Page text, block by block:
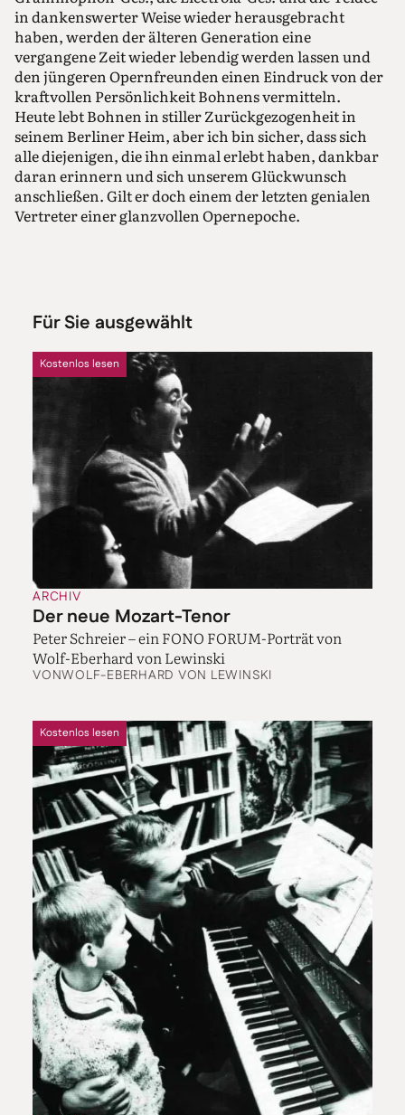
in dankenswerter Weise wieder herausgebracht
haben, werden der älteren Generation eine
vergangene Zeit wieder lebendig werden lassen und
den jüngeren Opernfreunden einen Eindruck von der
kraftvollen Persönlichkeit Bohnens vermitteln.
Heute lebt Bohnen in stiller Zurückgezogenheit in
seinem Berliner Heim, aber ich bin sicher, dass sich
alle diejenigen, die ihn einmal erlebt haben, dankbar
daran erinnern und sich unserem Glückwunsch
anschließen. Gilt er doch einem der letzten genialen
Vertreter einer glanzvollen Opernepoche.
Für Sie ausgewählt
ARCHIV
Der neue Mozart-Tenor
Peter Schreier – ein FONO FORUM-Porträt von
Wolf-Eberhard von Lewinski
VONWOLF-EBERHARD VON LEWINSKI
Kostenlos lesen
Kostenlos lesen